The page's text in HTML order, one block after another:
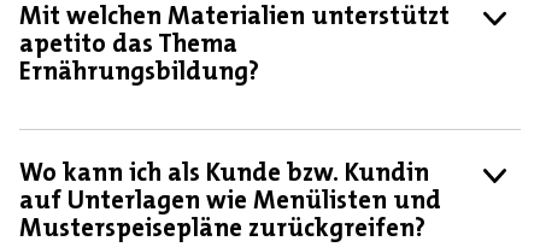
Mit welchen Materialien unterstützt
apetito das Thema
Ernährungsbildung?
Wo kann ich als Kunde bzw. Kundin
auf Unterlagen wie Menülisten und
Musterspeisepläne zurückgreifen?